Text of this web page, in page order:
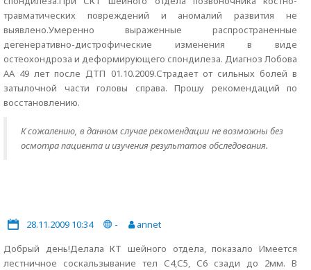
травматических повреждений и аномалий развития не
выявлено.Умеренно выраженные распространенные
дегенеративно-дистрофические изменения в виде
остеохондроза и деформирующего спондилеза. Диагноз Лобова
АА 49 лет после ДТП 01.10.2009.Страдает от сильных болей в
затылочной части головы справа. Прошу рекомендаций по
восстановлению.
К сожалению, в данном случае рекомендации не возможны без
осмотра пациента и изучения результатов обследования.
28.11.2009 10:34 -
annet
Добрый день!Делала КТ шейного отдела, показало Имеется
лестничное соскальзывание тел С4,С5, С6 сзади до 2мм. В